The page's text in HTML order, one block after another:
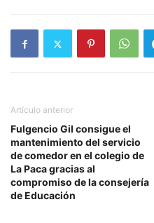
Artículo anterior
Fulgencio Gil consigue el
mantenimiento del servicio
de comedor en el colegio de
La Paca gracias al
compromiso de la consejería
de Educación